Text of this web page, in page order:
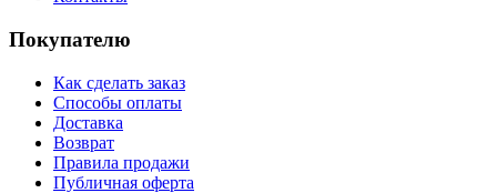
Покупателю
Как сделать заказ
Способы оплаты
Доставка
Возврат
Правила продажи
Публичная оферта